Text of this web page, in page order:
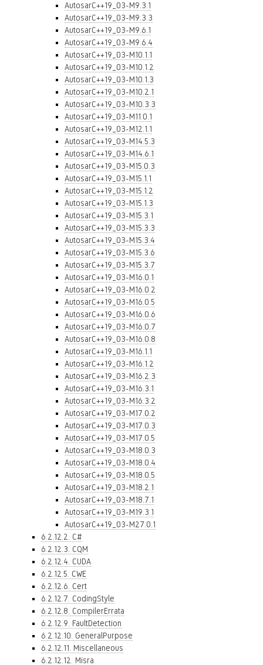
AutosarC++19_03-M9.3.1
AutosarC++19_03-M9.3.3
AutosarC++19_03-M9.6.1
AutosarC++19_03-M9.6.4
AutosarC++19_03-M10.1.1
AutosarC++19_03-M10.1.2
AutosarC++19_03-M10.1.3
AutosarC++19_03-M10.2.1
AutosarC++19_03-M10.3.3
AutosarC++19_03-M11.0.1
AutosarC++19_03-M12.1.1
AutosarC++19_03-M14.5.3
AutosarC++19_03-M14.6.1
AutosarC++19_03-M15.0.3
AutosarC++19_03-M15.1.1
AutosarC++19_03-M15.1.2
AutosarC++19_03-M15.1.3
AutosarC++19_03-M15.3.1
AutosarC++19_03-M15.3.3
AutosarC++19_03-M15.3.4
AutosarC++19_03-M15.3.6
AutosarC++19_03-M15.3.7
AutosarC++19_03-M16.0.1
AutosarC++19_03-M16.0.2
AutosarC++19_03-M16.0.5
AutosarC++19_03-M16.0.6
AutosarC++19_03-M16.0.7
AutosarC++19_03-M16.0.8
AutosarC++19_03-M16.1.1
AutosarC++19_03-M16.1.2
AutosarC++19_03-M16.2.3
AutosarC++19_03-M16.3.1
AutosarC++19_03-M16.3.2
AutosarC++19_03-M17.0.2
AutosarC++19_03-M17.0.3
AutosarC++19_03-M17.0.5
AutosarC++19_03-M18.0.3
AutosarC++19_03-M18.0.4
AutosarC++19_03-M18.0.5
AutosarC++19_03-M18.2.1
AutosarC++19_03-M18.7.1
AutosarC++19_03-M19.3.1
AutosarC++19_03-M27.0.1
6.2.12.2. C#
6.2.12.3. CQM
6.2.12.4. CUDA
6.2.12.5. CWE
6.2.12.6. Cert
6.2.12.7. CodingStyle
6.2.12.8. CompilerErrata
6.2.12.9. FaultDetection
6.2.12.10. GeneralPurpose
6.2.12.11. Miscellaneous
6.2.12.12. Misra